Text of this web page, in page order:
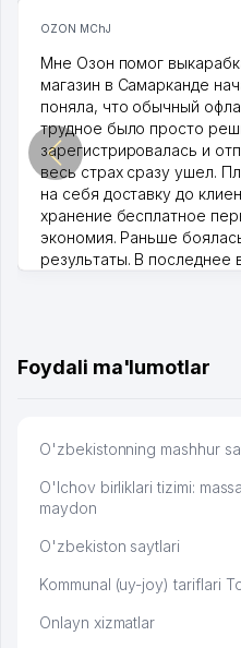
OZON MChJ
Мне Озон помог
магазин в Самарканде
поняла, что обычный
трудное было просто
зарегистрировалась и
весь страх сразу ушел.
на себя доставку до
хранение бесплатное
экономия. Раньше
результаты. В последнее
Foydali ma'lumotlar
O'zbekistonning mashhur
O'lchov birliklari tizimi:
maydon
O'zbekiston saytlari
Kommunal (uy-joy) tariflari
Onlayn xizmatlar